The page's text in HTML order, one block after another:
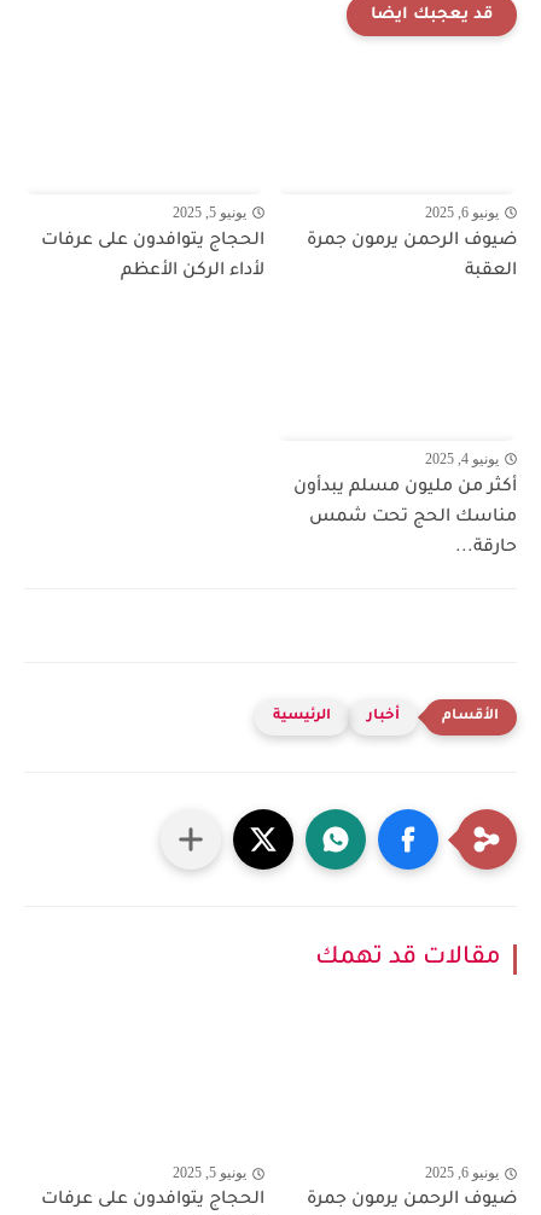
قد يعجبك ايضا
يونيو 6, 2025
ضيوف الرحمن يرمون جمرة
العقبة
يونيو 5, 2025
الحجاج يتوافدون على عرفات
لأداء الركن الأعظم
يونيو 4, 2025
أكثر من مليون مسلم يبدأون
مناسك الحج تحت شمس
حارقة...
أخبار الرئيسية
مقالات قد تهمك
يونيو 6, 2025
ضيوف الرحمن يرمون جمرة
يونيو 5, 2025
الحجاج يتوافدون على عرفات